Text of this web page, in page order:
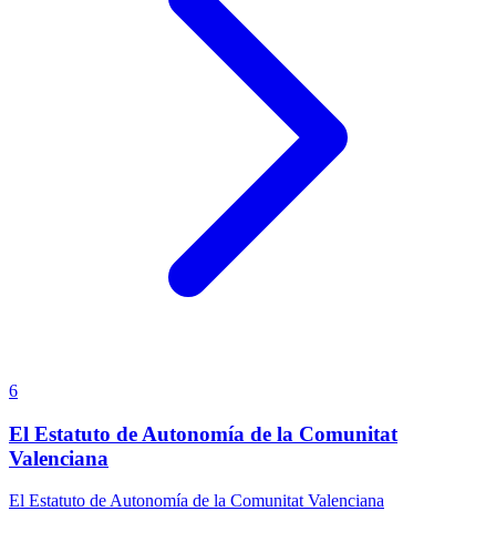
6
El Estatuto de Autonomía de la Comunitat
Valenciana
El Estatuto de Autonomía de la Comunitat Valenciana